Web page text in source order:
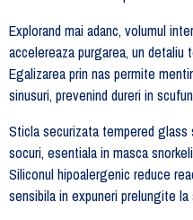
Explorand mai adanc, volumul
accelereaza purgarea, un
Egalizarea prin nas permite
sinusuri, prevenind dureri in
Sticla securizata tempered
socuri, esentiala in masca
Siliconul hipoalergenic reduce
sensibila in expuneri prelungite la